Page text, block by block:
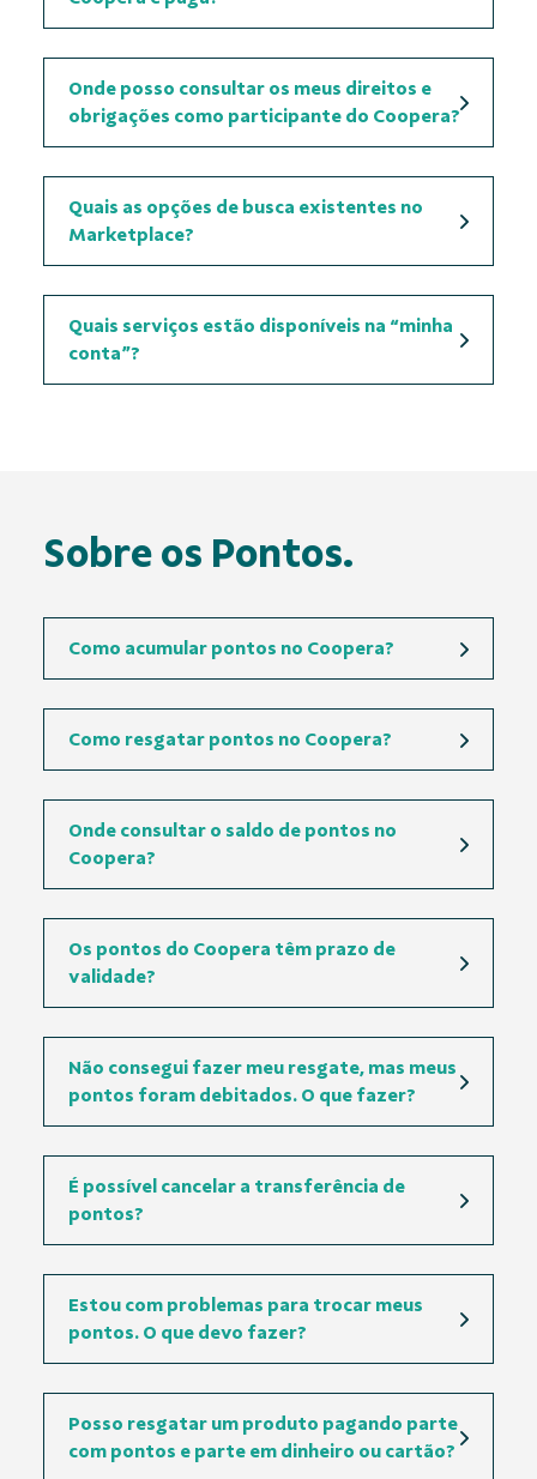
Onde posso consultar os meus direitos e
obrigações como participante do Coopera?
Quais as opções de busca existentes no
Marketplace?
Quais serviços estão disponíveis na “minha
conta”?
Sobre os Pontos.
Como acumular pontos no Coopera?
Como resgatar pontos no Coopera?
Onde consultar o saldo de pontos no
Coopera?
Os pontos do Coopera têm prazo de
validade?
Não consegui fazer meu resgate, mas meus
pontos foram debitados. O que fazer?
É possível cancelar a transferência de
pontos?
Estou com problemas para trocar meus
pontos. O que devo fazer?
Posso resgatar um produto pagando parte
com pontos e parte em dinheiro ou cartão?